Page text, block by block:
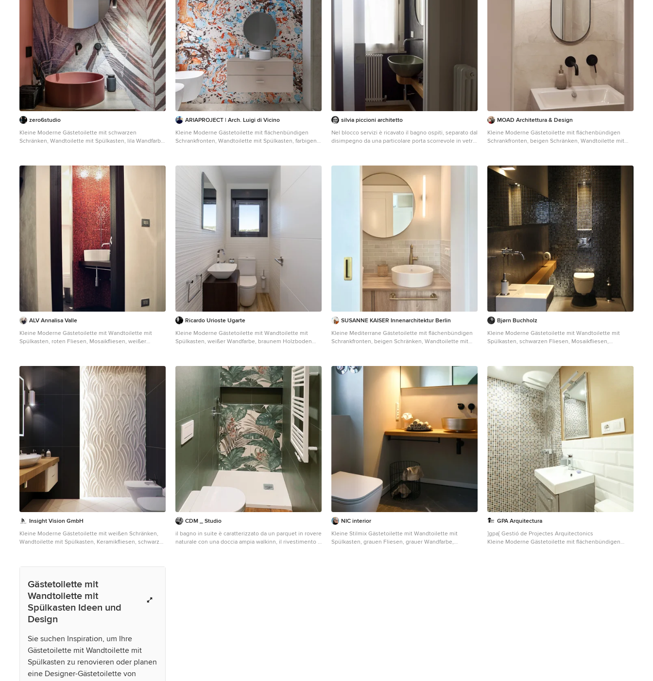
zero6studio
Kleine Moderne Gästetoilette mit schwarzen
Schränken, Wandtoilette mit Spülkasten, lila Wandfarbe,
ARIAPROJECT | Arch. Luigi di Vicino
Kleine Moderne Gästetoilette mit flächenbündigen
Schrankfronten, Wandtoilette mit Spülkasten, farbigen
schwebendem Waschtisch in Neapel
silvia piccioni architetto
Nel blocco servizi è ricavato il bagno ospiti, separato dal
disimpegno da una particolare porta scorrevole in vetro
nero alle pareti.
MOAD Architettura & Design
Kleine Moderne Gästetoilette mit flächenbündigen
Schrankfronten, beigen Schränken, Wandtoilette mit
Aufsatzwaschbecken, Edelstahl-
Waschbecken/Waschtisch, grauem Boden, beiger
Waschtischplatte, schwebendem Waschtisch und
eingelassener Decke in Mailand
ALV Annalisa Valle
Kleine Moderne Gästetoilette mit Wandtoilette mit
Spülkasten, roten Fliesen, Mosaikfliesen, weißer
eingelassener Decke in Turin
Ricardo Urioste Ugarte
Kleine Moderne Gästetoilette mit Wandtoilette mit
Spülkasten, weißer Wandfarbe, braunem Holzboden
SUSANNE KAISER Innenarchitektur Berlin
Kleine Mediterrane Gästetoilette mit flächenbündigen
Schrankfronten, beigen Schränken, Wandtoilette mit
Waschtisch aus Holz, beigem Boden, beiger
Waschtischplatte und freistehendem Waschtisch in
Bjørn Buchholz
Kleine Moderne Gästetoilette mit Wandtoilette mit
Spülkasten, schwarzen Fliesen, Mosaikfliesen,
Boden und brauner Waschtischplatte in Köln
Insight Vision GmbH
Kleine Moderne Gästetoilette mit weißen Schränken,
Wandtoilette mit Spülkasten, Keramikfliesen, schwarzer
und brauner Waschtischplatte in Frankfurt am Main
CDM _ Studio
il bagno in suite è caratterizzato da un parquet in rovere
naturale con una doccia ampia walkinn, il rivestimento è
NIC interior
Kleine Stilmix Gästetoilette mit Wandtoilette mit
Spülkasten, grauen Fliesen, grauer Wandfarbe,
GPA Arquitectura
]gpa[ Gestió de Projectes Arquitectonics
Kleine Moderne Gästetoilette mit flächenbündigen
Gästetoilette mit
Wandtoilette mit
Spülkasten Ideen und
Design
Sie suchen Inspiration, um Ihre
Gästetoilette mit Wandtoilette mit
Spülkasten zu renovieren oder planen
eine Designer-Gästetoilette von